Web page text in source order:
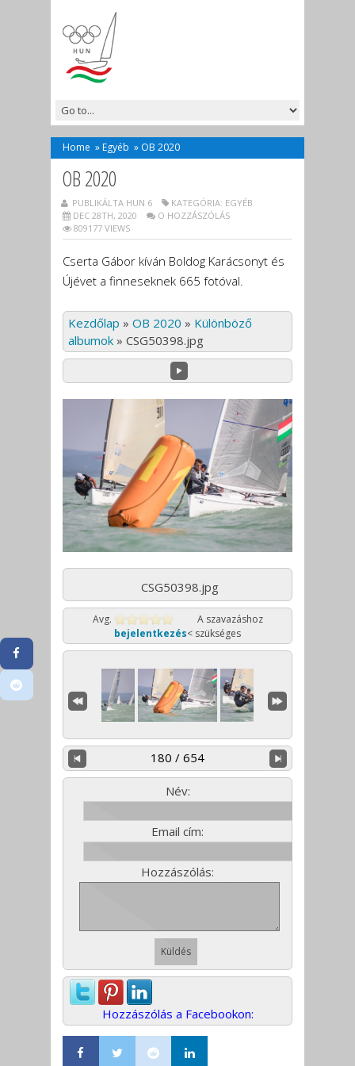
Home » Egyéb » OB 2020
OB 2020
PUBLIKÁLTA HUN 6 KATEGÓRIA: EGYÉB
DEC 28TH, 2020
O HOZZÁSZÓLÁS
809177 VIEWS
Cserta Gábor kíván Boldog Karácsonyt és
Újévet a finneseknek 665 fotóval.
Kezdőlap » OB 2020 » Különböző
albumok » CSG50398.jpg
CSG50398.jpg
Avg.
A szavazáshoz
bejelentkezés< szükséges
180 / 654
Név:
Email cím:
Hozzászólás:
Hozzászólás a Facebookon: